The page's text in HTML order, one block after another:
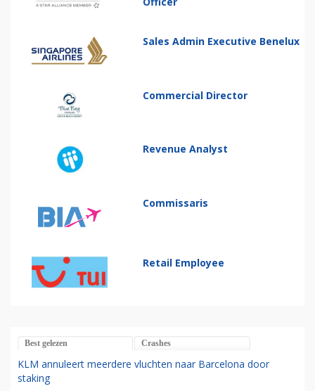
Sales Admin Executive Benelux
Commercial Director
Revenue Analyst
Commissaris
Retail Employee
Best gelezen Crashes
KLM annuleert meerdere vluchten naar Barcelona door
staking